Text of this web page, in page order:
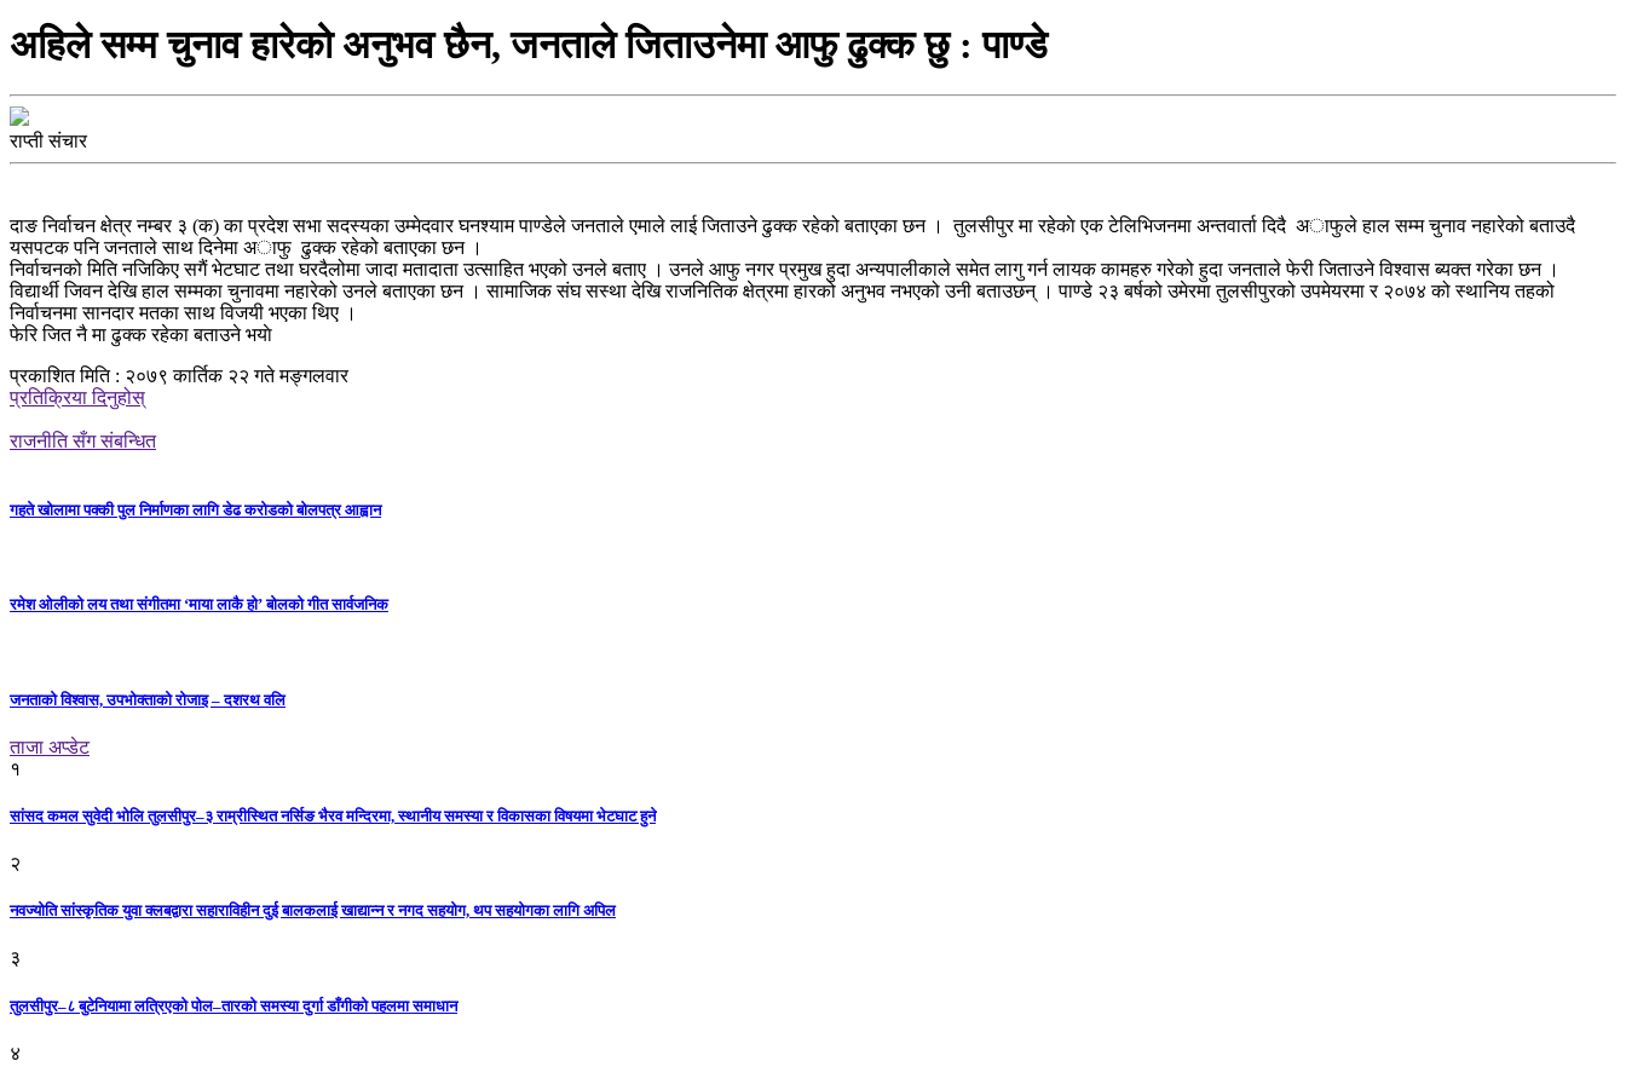
अहिले सम्म चुनाव हारेको अनुभव छैन, जनताले जिताउनेमा आफु ढुक्क छु : पाण्डे
राप्ती संचार
दाङ निर्वाचन क्षेत्र नम्बर ३ (क) का प्रदेश सभा सदस्यका उम्मेदवार घनश्याम पाण्डेले जनताले एमाले लाई जिताउने ढुक्क रहेको बताएका छन । तुलसीपुर मा रहेकाे एक टेलिभिजनमा अन्तवार्ता दिदै अाफुले हाल सम्म चुनाव नहारेको बताउदै
यसपटक पनि जनताले साथ दिनेमा अाफु ढुक्क रहेको बताएका छन ।
निर्वाचनको मिति नजिकिए सगैं भेटघाट तथा घरदैलोमा जादा मतादाता उत्साहित भएको उनले बताए । उनले आफु नगर प्रमुख हुदा अन्यपालीकाले समेत लागु गर्न लायक कामहरु गरेको हुदा जनताले फेरी जिताउने विश्वास ब्यक्त गरेका छन ।
विद्यार्थी जिवन देखि हाल सम्मका चुनावमा नहारेको उनले बताएका छन । सामाजिक संघ सस्था देखि राजनितिक क्षेत्रमा हारको अनुभव नभएको उनी बताउछन् । पाण्डे २३ बर्षको उमेरमा तुलसीपुरको उपमेयरमा र २०७४ को स्थानिय तहको
निर्वाचनमा सानदार मतका साथ विजयी भएका थिए ।
फेरि जित नै मा ढुक्क रहेका बताउने भयाे
प्रकाशित मिति : २०७९ कार्तिक २२ गते मङ्गलवार
प्रतिक्रिया दिनुहोस्
राजनीति सँग संबन्धित
गहते खोलामा पक्की पुल निर्माणका लागि डेढ करोडको बोलपत्र आह्वान
रमेश ओलीको लय तथा संगीतमा ‘माया लाकै हो’ बोलको गीत सार्वजनिक
जनताको विश्वास, उपभोक्ताको रोजाइ – दशरथ वलि
ताजा अप्डेट
१
सांसद कमल सुवेदी भोलि तुलसीपुर–३ राम्रीस्थित नर्सिङ भैरव मन्दिरमा, स्थानीय समस्या र विकासका विषयमा भेटघाट हुने
२
नवज्योति सांस्कृतिक युवा क्लबद्वारा सहाराविहीन दुई बालकलाई खाद्यान्न र नगद सहयोग, थप सहयोगका लागि अपिल
३
तुलसीपुर–८ बुटेनियामा लत्रिएको पोल–तारको समस्या दुर्गा डाँगीको पहलमा समाधान
४